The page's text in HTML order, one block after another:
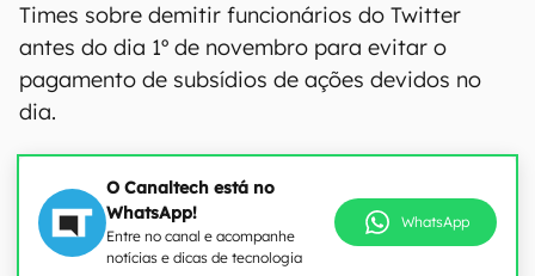
Times sobre demitir funcionários do Twitter
antes do dia 1º de novembro para evitar o
pagamento de subsídios de ações devidos no
dia.
O Canaltech está no
WhatsApp!
Entre no canal e acompanhe
notícias e dicas de tecnologia
WhatsApp